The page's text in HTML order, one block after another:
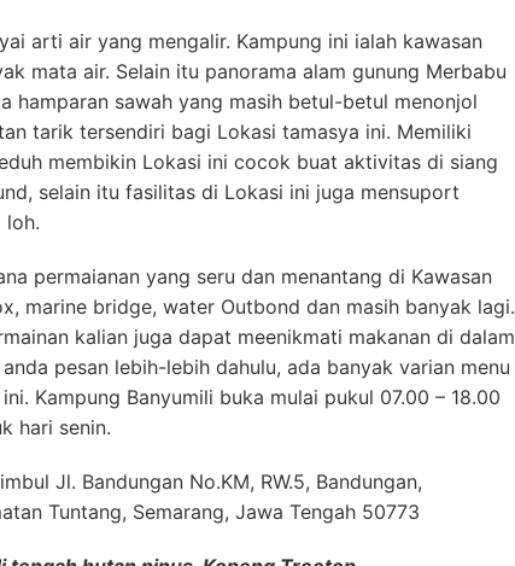
arti air yang mengalir. Kampung ini ialah kawasan
mata air. Selain itu panorama alam gunung Merbabu
hamparan sawah yang masih betul-betul menonjol
tarik tersendiri bagi Lokasi tamasya ini. Memiliki
membikin Lokasi ini cocok buat aktivitas di siang
selain itu fasilitas di Lokasi ini juga mensuport
loh.
permaianan yang seru dan menantang di Kawasan
marine bridge, water Outbond dan masih banyak lagi.
kalian juga dapat meenikmati makanan di dalam
pesan lebih-lebih dahulu, ada banyak varian menu
Kampung Banyumili buka mulai pukul 07.00 – 18.00
hari senin.
Jl. Bandungan No.KM, RW.5, Bandungan,
Tuntang, Semarang, Jawa Tengah 50773